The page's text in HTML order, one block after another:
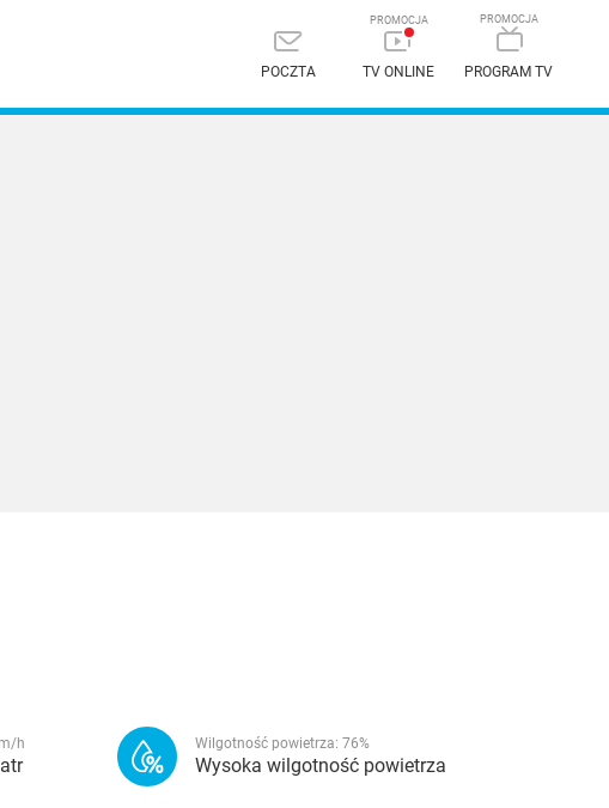
POCZTA TV ONLINE PROGRAM TV
h Wilgotność powietrza: 76%
Wysoka wilgotność powietrza